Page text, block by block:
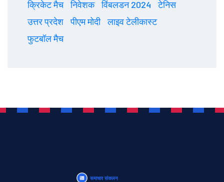
क्रिकेट मैच
निवेशक विंबलडन 2024
टेनिस
उत्तर प्रदेश
पीएम मोदी
लाइव टेलीकास्ट
फुटबॉल मैच